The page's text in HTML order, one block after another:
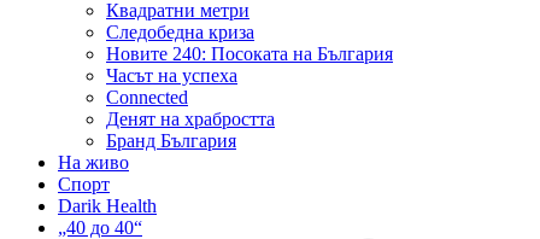
Квадратни метри
Следобедна криза
Новите 240: Посоката на България
Часът на успеха
Connected
Денят на храбростта
Бранд България
На живо
Спорт
Darik Health
„40 до 40“